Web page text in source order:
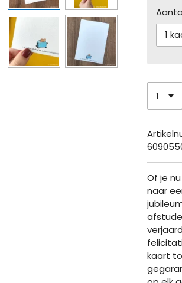
Of je
naar
kaart